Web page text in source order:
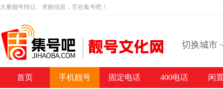
大量靓号转让、求购信息，尽在集号吧！
切换城市
首页 手机靓号 固定电话 400电话 闲